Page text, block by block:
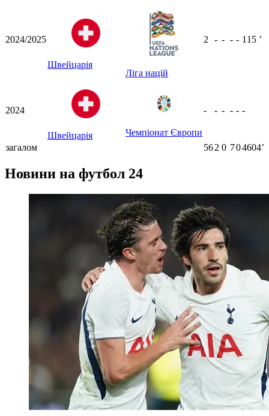
2024/2025
Швейцарія
Ліга націй
2 - - - - 115 ʼ
2024
Швейцарія Чемпіонат Європи
- - - - - -
загалом 562 0 704604ʼ
Новини на футбол 24